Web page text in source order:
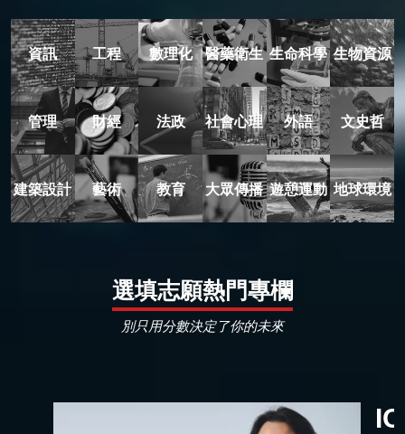
資訊 工程 數理化 醫藥衛生 生命科學 生物資源
管理 財經 法政 社會心理 外語 文史哲
建築設計 藝術 教育 大眾傳播 遊憩運動 地球環境
選填志願熱門專欄
別只用分數決定了你的未來